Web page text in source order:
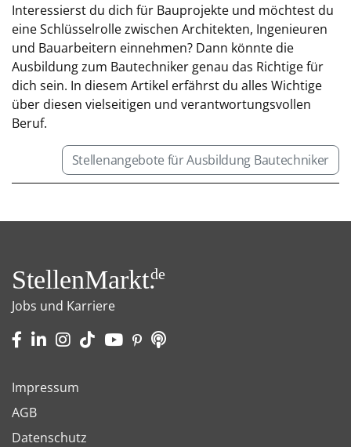
Interessierst du dich für Bauprojekte und möchtest du
eine Schlüsselrolle zwischen Architekten, Ingenieuren
und Bauarbeitern einnehmen? Dann könnte die
Ausbildung zum Bautechniker genau das Richtige für
dich sein. In diesem Artikel erfährst du alles Wichtige
über diesen vielseitigen und verantwortungsvollen
Beruf.
Stellenangebote für Ausbildung Bautechniker
StellenMarkt.de
Jobs und Karriere
Impressum
AGB
Datenschutz